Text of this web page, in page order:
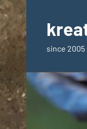
springen
since 2005